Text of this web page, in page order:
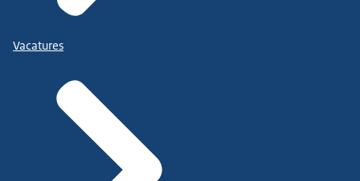
Vacatures